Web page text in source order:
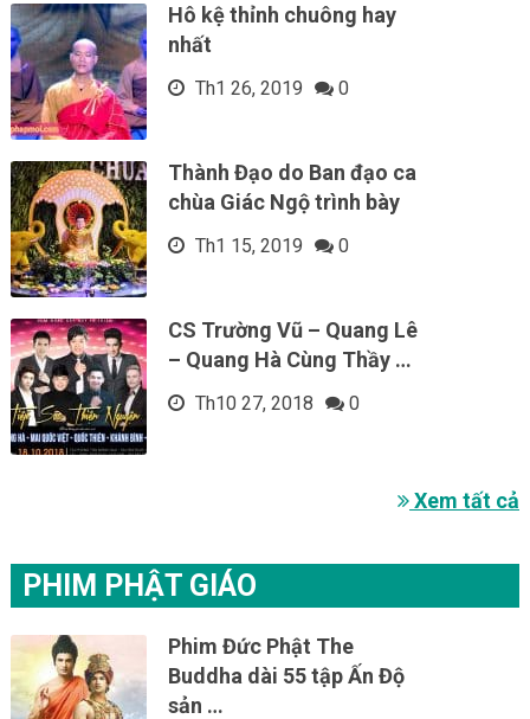
Hô kệ thỉnh chuông hay
nhất
Th1 26, 2019 0
Thành Đạo do Ban đạo ca
chùa Giác Ngộ trình bày
Th1 15, 2019 0
CS Trường Vũ – Quang Lê
– Quang Hà Cùng Thầy …
Th10 27, 2018 0
Xem tất cả
PHIM PHẬT GIÁO
Phim Đức Phật The
Buddha dài 55 tập Ấn Độ
sản …